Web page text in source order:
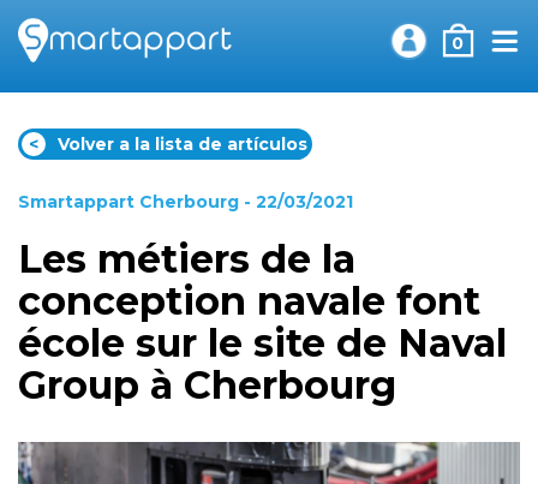
0
< Volver a la lista de artículos
Smartappart Cherbourg - 22/03/2021
Les métiers de la
conception navale font
école sur le site de Naval
Group à Cherbourg